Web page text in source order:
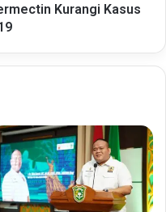
Kurangi Kasus